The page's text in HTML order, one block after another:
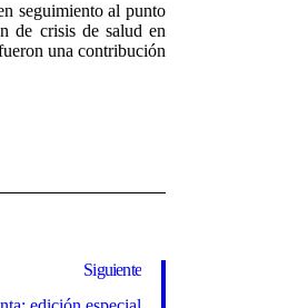
seguimiento al punto
de crisis de salud en
una contribución
Siguiente